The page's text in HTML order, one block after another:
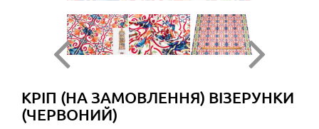
КРІП (НА ЗАМОВЛЕННЯ) ВІЗЕРУНКИ
(ЧЕРВОНИЙ)